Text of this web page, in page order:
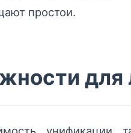
простои.
для